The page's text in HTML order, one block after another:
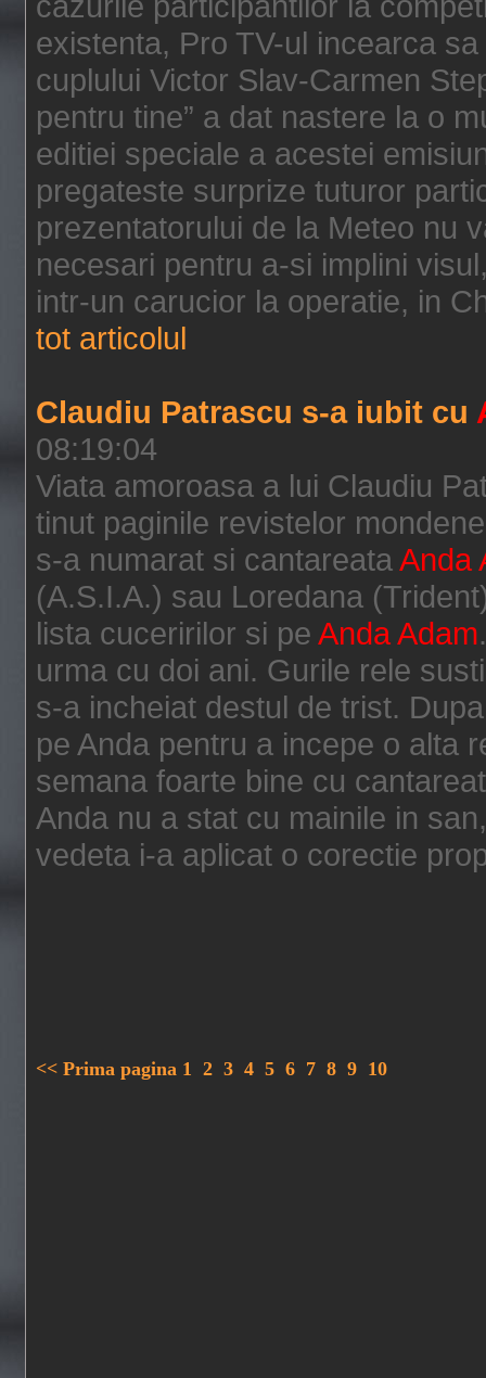
existenta, Pro TV-ul incearca
cuplului Victor Slav-Carmen
pentru tine” a dat nastere la o
editiei speciale a acestei
pregateste surprize tuturor
prezentatorului de la Meteo nu
necesari pentru a-si implini
intr-un carucior la operatie, in
tot articolul
Claudiu Patrascu s-a iubit cu
08:19:04
Viata amoroasa a lui Claudiu
tinut paginile revistelor
s-a numarat si cantareataAnda
(A.S.I.A.) sau Loredana
lista cuceririlor si pe Anda Adam
urma cu doi ani. Gurile rele
s-a incheiat destul de trist.
pe Anda pentru a incepe o alta
semana foarte bine cu
Anda nu a stat cu mainile in
vedeta i-a aplicat o corectie
<< Prima pagina 1 2 3 4 5 6 7 8 9 10